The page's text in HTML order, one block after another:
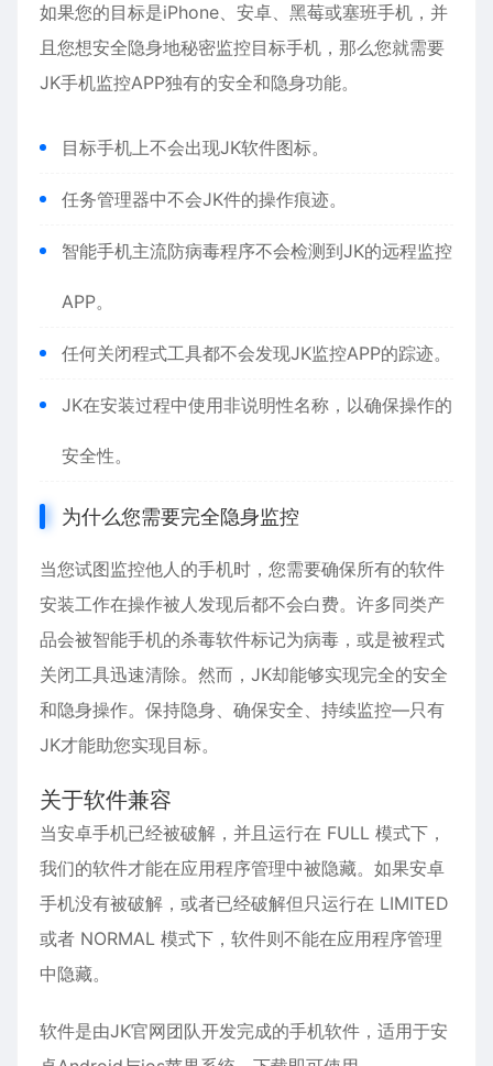
如果您的目标是iPhone、 安卓、黑莓或塞班手机，并
且您想安全隐身地秘密监控目标手机，那么您就需要
JK手机监控APP独有的安全和隐身功能。
目标手机上不会出现JK软件图标。
任务管理器中不会JK件的操作痕迹。
智能手机主流防病毒程序不会检测到JK的远程监控
APP。
任何关闭程式工具都不会发现JK监控APP的踪迹。
JK在安装过程中使用非说明性名称，以确保操作的
安全性。
为什么您需要完全隐身监控
当您试图监控他人的手机时，您需要确保所有的软件
安装工作在操作被人发现后都不会白费。许多同类产
品会被智能手机的杀毒软件标记为病毒，或是被程式
关闭工具迅速清除。然而，JK却能够实现完全的安全
和隐身操作。保持隐身、确保安全、持续监控—只有
JK才能助您实现目标。
关于软件兼容
当安卓手机已经被破解，并且运行在 FULL 模式下，
我们的软件才能在应用程序管理中被隐藏。如果安卓
手机没有被破解，或者已经破解但只运行在 LIMITED
或者 NORMAL 模式下，软件则不能在应用程序管理
中隐藏。
软件是由JK官网团队开发完成的手机软件，适用于安